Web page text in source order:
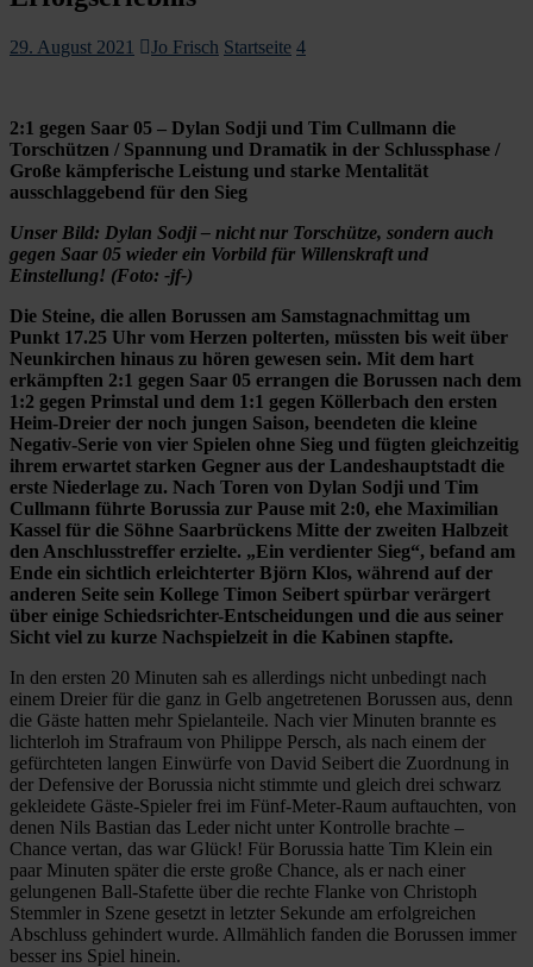
29. August 2021 Jo Frisch Startseite 4
2:1 gegen Saar 05 – Dylan Sodji und Tim Cullmann die
Torschützen / Spannung und Dramatik in der Schlussphase /
Große kämpferische Leistung und starke Mentalität
ausschlaggebend für den Sieg
Unser Bild: Dylan Sodji – nicht nur Torschütze, sondern auch
gegen Saar 05 wieder ein Vorbild für Willenskraft und
Einstellung! (Foto: -jf-)
Die Steine, die allen Borussen am Samstagnachmittag um
Punkt 17.25 Uhr vom Herzen polterten, müssten bis weit über
Neunkirchen hinaus zu hören gewesen sein. Mit dem hart
erkämpften 2:1 gegen Saar 05 errangen die Borussen nach dem
1:2 gegen Primstal und dem 1:1 gegen Köllerbach den ersten
Heim-Dreier der noch jungen Saison, beendeten die kleine
Negativ-Serie von vier Spielen ohne Sieg und fügten gleichzeitig
ihrem erwartet starken Gegner aus der Landeshauptstadt die
erste Niederlage zu. Nach Toren von Dylan Sodji und Tim
Cullmann führte Borussia zur Pause mit 2:0, ehe Maximilian
Kassel für die Söhne Saarbrückens Mitte der zweiten Halbzeit
den Anschlusstreffer erzielte. „Ein verdienter Sieg“, befand am
Ende ein sichtlich erleichterter Björn Klos, während auf der
anderen Seite sein Kollege Timon Seibert spürbar verärgert
über einige Schiedsrichter-Entscheidungen und die aus seiner
Sicht viel zu kurze Nachspielzeit in die Kabinen stapfte.
In den ersten 20 Minuten sah es allerdings nicht unbedingt nach
einem Dreier für die ganz in Gelb angetretenen Borussen aus, denn
die Gäste hatten mehr Spielanteile. Nach vier Minuten brannte es
lichterloh im Strafraum von Philippe Persch, als nach einem der
gefürchteten langen Einwürfe von David Seibert die Zuordnung in
der Defensive der Borussia nicht stimmte und gleich drei schwarz
gekleidete Gäste-Spieler frei im Fünf-Meter-Raum auftauchten, von
denen Nils Bastian das Leder nicht unter Kontrolle brachte –
Chance vertan, das war Glück! Für Borussia hatte Tim Klein ein
paar Minuten später die erste große Chance, als er nach einer
gelungenen Ball-Stafette über die rechte Flanke von Christoph
Stemmler in Szene gesetzt in letzter Sekunde am erfolgreichen
Abschluss gehindert wurde. Allmählich fanden die Borussen immer
besser ins Spiel hinein.